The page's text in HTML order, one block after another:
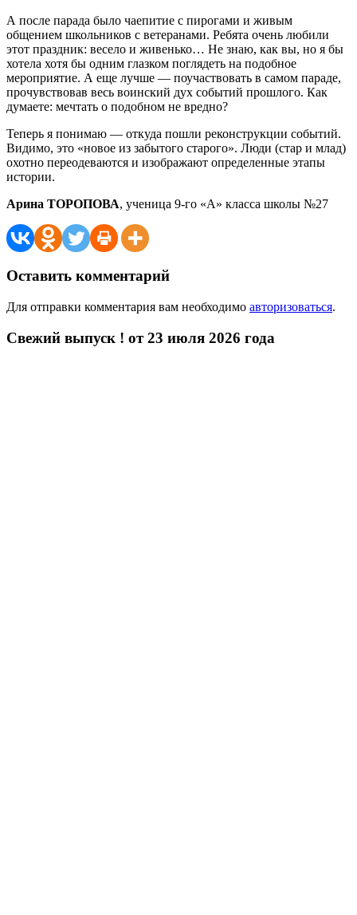
А после парада было чаепитие с пирогами и живым
общением школьников с ветеранами. Ребята очень любили
этот праздник: весело и живенько… Не знаю, как вы, но я бы
хотела хотя бы одним глазком поглядеть на подобное
мероприятие. А еще лучше — поучаствовать в самом параде,
прочувствовав весь воинский дух событий прошлого. Как
думаете: мечтать о подобном не вредно?
Теперь я понимаю — откуда пошли реконструкции событий.
Видимо, это «новое из забытого старого». Люди (стар и млад)
охотно переодеваются и изображают определенные этапы
истории.
Арина ТОРОПОВА, ученица 9-го «А» класса школы №27
Оставить комментарий
Для отправки комментария вам необходимо авторизоваться.
Свежий выпуск ! от 23 июля 2026 года